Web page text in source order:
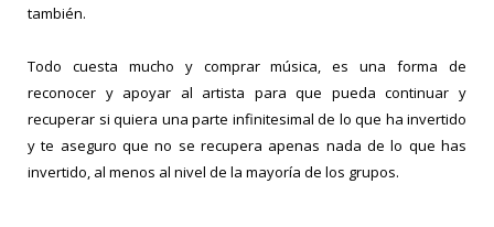
también.
Todo cuesta mucho y comprar música, es una forma de
reconocer y apoyar al artista para que pueda continuar y
recuperar si quiera una parte infinitesimal de lo que ha invertido
y te aseguro que no se recupera apenas nada de lo que has
invertido, al menos al nivel de la mayoría de los grupos.